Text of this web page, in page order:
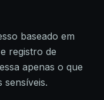
baseado em
registro de
apenas o que
sensíveis.